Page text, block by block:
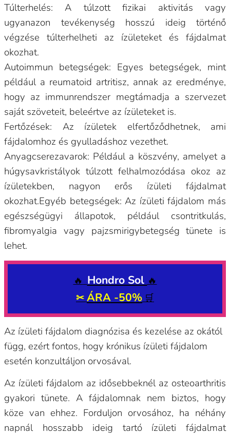
Túlterhelés: A túlzott fizikai aktivitás vagy
ugyanazon tevékenység hosszú ideig történő
végzése túlterhelheti az ízületeket és fájdalmat
okozhat.
Autoimmun betegségek: Egyes betegségek, mint
például a reumatoid artritisz, annak az eredménye,
hogy az immunrendszer megtámadja a szervezet
saját szöveteit, beleértve az ízületeket is.
Fertőzések: Az ízületek elfertőződhetnek, ami
fájdalomhoz és gyulladáshoz vezethet.
Anyagcserezavarok: Például a köszvény, amelyet a
húgysavkristályok túlzott felhalmozódása okoz az
ízületekben, nagyon erős ízületi fájdalmat
okozhat.Egyéb betegségek: Az ízületi fájdalom más
egészségügyi állapotok, például csontritkulás,
fibromyalgia vagy pajzsmirigybetegség tünete is
lehet.
🔥 Hondro Sol 🔥
✂ÁRA -50% 🛒
Az ízületi fájdalom diagnózisa és kezelése az okától
függ, ezért fontos, hogy krónikus ízületi fájdalom
esetén konzultáljon orvosával.
Az ízületi fájdalom az idősebbeknél az osteoarthritis
gyakori tünete. A fájdalomnak nem biztos, hogy
köze van ehhez. Forduljon orvosához, ha néhány
napnál hosszabb ideig tartó ízületi fájdalmat